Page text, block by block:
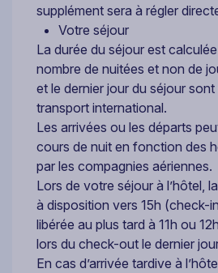
supplément sera à régler
Votre séjour
La durée du séjour est
nombre de nuitées et non de
et le dernier jour du séjour
transport international.
Les arrivées ou les départs
cours de nuit en fonction des
par les compagnies aériennes.
Lors de votre séjour à l’hôtel,
à disposition vers 15h (check-
libérée au plus tard à 11h ou
lors du check-out le dernier
En cas d’arrivée tardive à